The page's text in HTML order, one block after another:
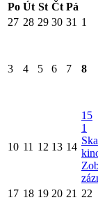
Po Út St Čt Pá
27 28 29 30 31 1
3 4 5 6 7 8
10 11 12 13 14
15
1
17 18 19 20 21 22